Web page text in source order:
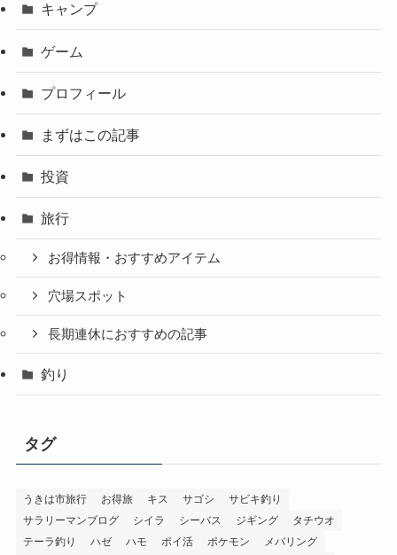
キャンプ
ゲーム
プロフィール
まずはこの記事
投資
旅行
お得情報・おすすめアイテム
穴場スポット
長期連休におすすめの記事
釣り
タグ
うきは市旅行 お得旅 キス サゴシ
サビキ釣り
サラリーマンブログ
シイラ シーバス ジギング
タチウオ
テーラ釣り
ハゼ ハモ ポイ活 ポケモン
メバリング